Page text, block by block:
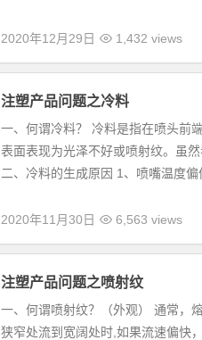
2020年12月29日 1,432 views
注塑产品问题之冷料
一、何谓冷料？ 冷料是指在喷头前
表面表现为光泽不好或喷射纹。虽
二、冷料的生成原因 1、喷嘴温度偏
2020年11月30日 6,563 views
注塑产品问题之喷射纹
一、何谓喷射纹？（外观） 通常，
狭窄处流到宽阔处时,如果流速偏快